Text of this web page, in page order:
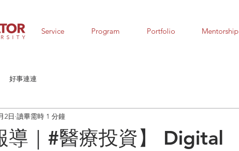
Service Program Portfolio Mentorship
好事連連
導｜#醫療投資】 Digital
2日 讀畢需時 1 分鐘